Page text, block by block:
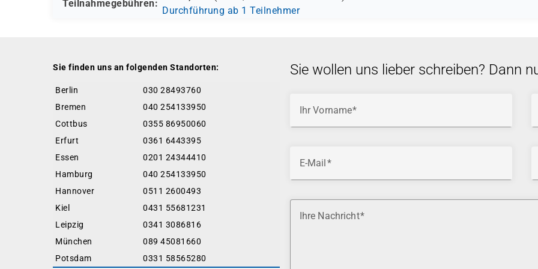
Teilnahmegebühren:
Durchführung ab 1 Teilnehmer
Sie finden uns an folgenden Standorten:
Berlin
030 28493760
Bremen
040 254133950
Cottbus
0355 86950060
Erfurt
0361 6443395
Essen
0201 24344410
Hamburg
040 254133950
Hannover
0511 2600493
Kiel
0431 55681231
Leipzig
0341 3086816
München
089 45081660
Potsdam
0331 58565280
Sie wollen uns lieber schreiben? Dann
Ihr Vorname
E-Mail
Ihre Nachricht